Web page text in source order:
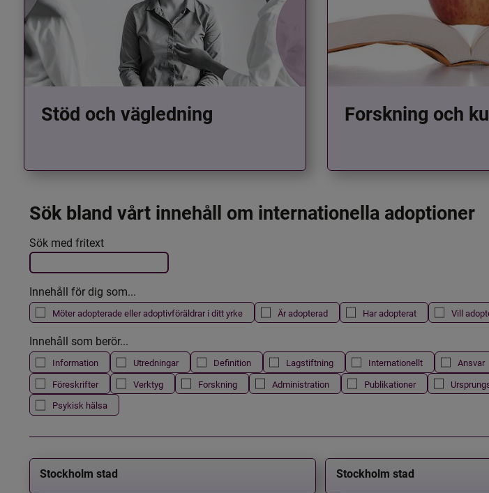
Stöd och vägledning Forskning och
Sök bland vårt innehåll om internationella adoptioner
Filtrera resultatet
Det här formuläret postas automatiskt
Sök med fritext
Innehåll för dig som...
Möter adopterade eller adoptivföräldrar i ditt yrke Är adopterad Har adopterat Vill
Innehåll som berör...
Information Utredningar Definition Lagstiftning Internationellt Ansvar
Föreskrifter
Verktyg Forskning Administration Publikationer
Psykisk hälsa
Stockholm stad Stockholm stad